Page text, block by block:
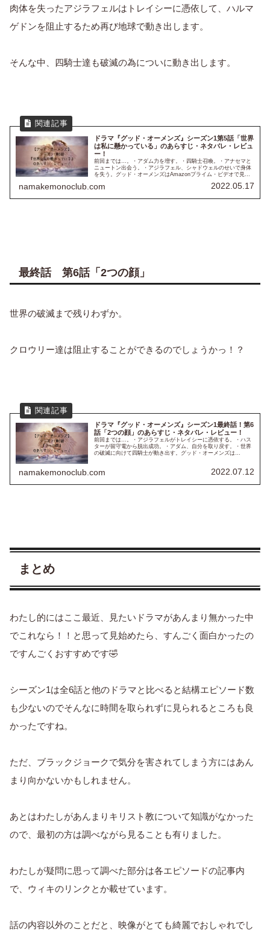
肉体を失ったアジラフェルはトレイシーに憑依して、ハルマ
ゲドンを阻止するため再び地球で動き出します。
そんな中、四騎士達も破滅の為についに動き出します。
ドラマ『グッド・オーメンズ』シーズン1第5話「世界
は私に懸かっている」のあらすじ・ネタバレ・レビュ
ー！
前回までは…。・アダム力を増す。・四騎士召喚。・アナセマと
ニュートン出会う。・アジラフェル、シャドウェルのせいで身体
を失う。グッド・オーメンズはAmazonプライム・ビデオで見る
い！...
namakemonoclub.com 2022.05.17
最終話 第6話「2つの顔」
世界の破滅まで残りわずか。
クロウリー達は阻止することができるのでしょうかっ！？
ドラマ『グッド・オーメンズ』シーズン1最終話！第6
話「2つの顔」のあらすじ・ネタバレ・レビュー！
前回までは…。・アジラフェルがトレイシーに憑依する。・ハス
ターが留守電から脱出成功。・アダム、自分を取り戻す。・世界
の破滅に向けて四騎士が動き出す。グッド・オーメンズは
namakemonoclub.com 2022.07.12
まとめ
わたし的にはここ最近、見たいドラマがあんまり無かった中
でこれなら！！と思って見始めたら、すんごく面白かったの
ですんごくおすすめです🤣
シーズン1は全6話と他のドラマと比べると結構エピソード数
も少ないのでそんなに時間を取られずに見られるところも良
かったですね。
ただ、ブラックジョークで気分を害されてしまう方にはあん
まり向かないかもしれません。
あとはわたしがあんまりキリスト教について知識がなかった
ので、最初の方は調べながら見ることも有りました。
わたしが疑問に思って調べた部分は各エピソードの記事内
で、ウィキのリンクとか載せています。
話の内容以外のことだと、映像がとても綺麗でおしゃれでし